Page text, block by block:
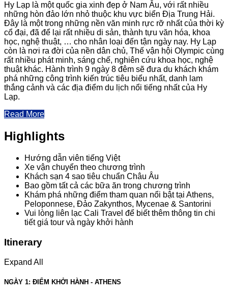
Hy Lạp là một quốc gia xinh đẹp ở Nam Âu, với rất nhiều
những hòn đảo lớn nhỏ thuộc khu vực biển Địa Trung Hải.
Đây là một trong những nền văn minh rực rỡ nhất của thời kỳ
cổ đại, đã để lại rất nhiều di sản, thành tựu văn hóa, khoa
học, nghệ thuật, … cho nhân loại đến tận ngày nay. Hy Lạp
còn là nơi ra đời của nền dân chủ, Thế vận hội Olympic cùng
rất nhiều phát minh, sáng chế, nghiên cứu khoa học, nghệ
thuật khác. Hành trình 9 ngày 8 đêm sẽ đưa du khách khám
phá những công trình kiến trúc tiêu biểu nhất, danh lam
thắng cảnh và các địa điểm du lịch nổi tiếng nhất của Hy
Lạp.
Read More
Highlights
Hướng dẫn viên tiếng Việt
Xe vận chuyển theo chương trình
Khách sạn 4 sao tiêu chuẩn Châu Âu
Bao gồm tất cả các bữa ăn trong chương trình
Khám phá những điểm tham quan nổi bật tại Athens,
Peloponnese, Đảo Zakynthos, Mycenae & Santorini
Vui lòng liên lạc Cali Travel để biết thêm thông tin chi
tiết giá tour và ngày khởi hành
Itinerary
Expand All
NGÀY 1: ĐIỂM KHỞI HÀNH ‐ ATHENS